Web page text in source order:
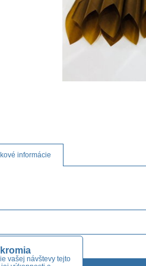
informácie
vašej návštevy tejto